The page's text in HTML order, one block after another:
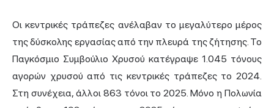
Οι κεντρικές τράπεζες ανέλαβαν το μεγαλύτερο μέρος
της δύσκολης εργασίας από την πλευρά της ζήτησης. Το
Παγκόσμιο Συμβούλιο Χρυσού κατέγραψε 1.045 τόνους
αγορών χρυσού από τις κεντρικές τράπεζες το 2024.
Στη συνέχεια, άλλοι 863 τόνοι το 2025. Μόνο η Πολωνία